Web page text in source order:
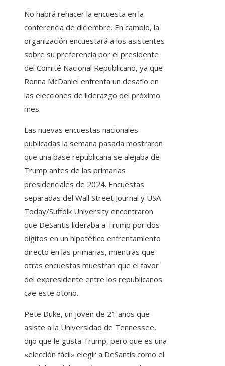
No habrá rehacer la encuesta en la
conferencia de diciembre. En cambio, la
organización encuestará a los asistentes
sobre su preferencia por el presidente
del Comité Nacional Republicano, ya que
Ronna McDaniel enfrenta un desafío en
las elecciones de liderazgo del próximo
mes.
Las nuevas encuestas nacionales
publicadas la semana pasada mostraron
que una base republicana se alejaba de
Trump antes de las primarias
presidenciales de 2024. Encuestas
separadas del Wall Street Journal y USA
Today/Suffolk University encontraron
que DeSantis lideraba a Trump por dos
dígitos en un hipotético enfrentamiento
directo en las primarias, mientras que
otras encuestas muestran que el favor
del expresidente entre los republicanos
cae este otoño.
Pete Duke, un joven de 21 años que
asiste a la Universidad de Tennessee,
dijo que le gusta Trump, pero que es una
«elección fácil» elegir a DeSantis como el